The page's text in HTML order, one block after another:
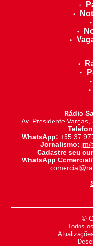
Rádio
Av. Presidente
WhatsApp: +55 37
Jornalismo:
Cadastre seu
WhatsApp
©
Todos